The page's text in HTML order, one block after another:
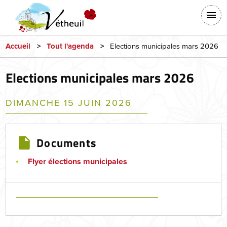
principal
tête
-
Accueil Tout l'agenda Elections municipales mars 2026
Elections municipales mars 2026
DIMANCHE 15 JUIN 2026
Documents
Flyer élections municipales